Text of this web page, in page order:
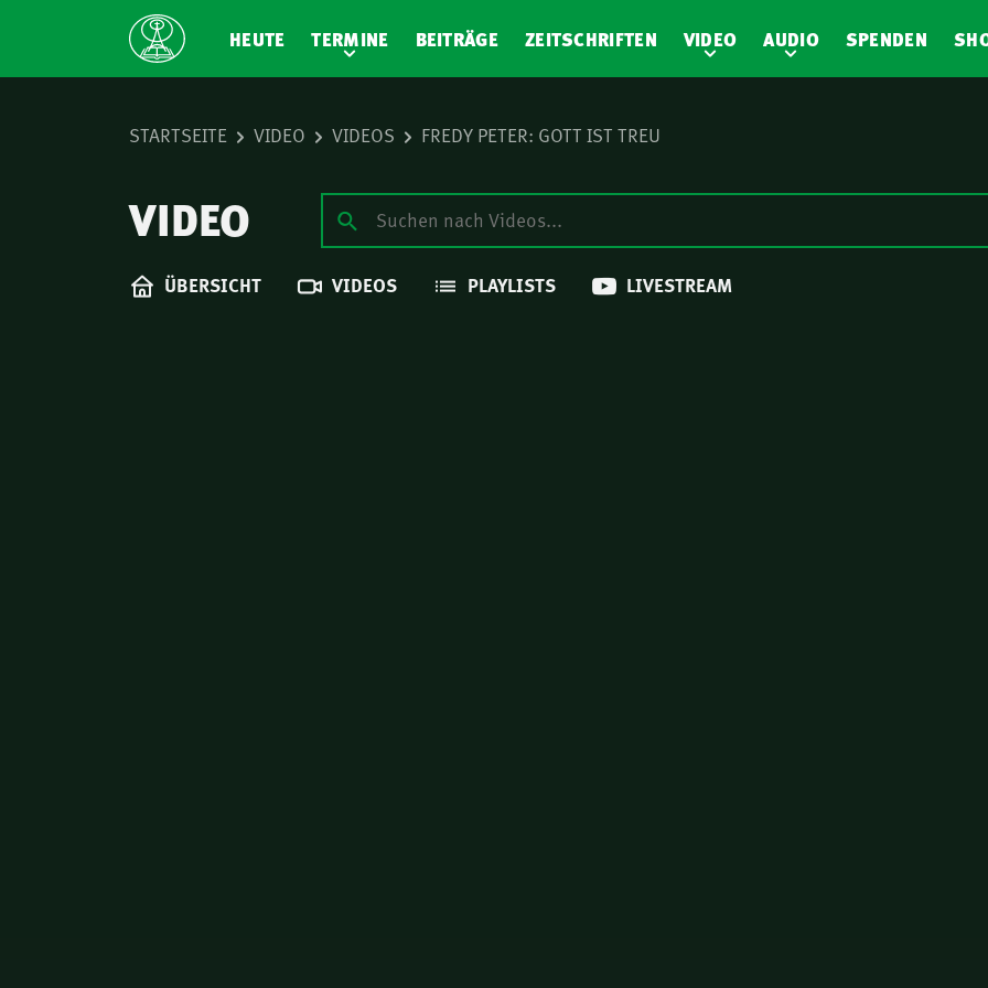
HEUTE TERMINE BEITRÄGE ZEITSCHRIFTEN VIDEO AUDIO SPENDEN
STARTSEITE VIDEO VIDEOS FREDY PETER: GOTT IST TREU
VIDEO
ÜBERSICHT VIDEOS PLAYLISTS LIVESTREAM